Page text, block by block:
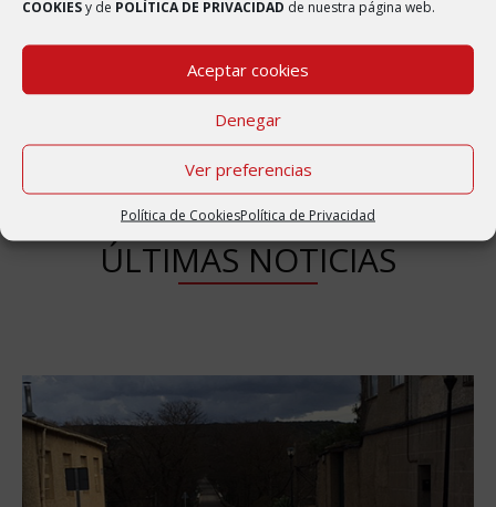
COOKIESy de POLÍTICA DE PRIVACIDAD de nuestra página web.
Aceptar cookies
Denegar
Ver preferencias
Política de CookiesPolítica de Privacidad
ha sido documentada como: Bulbuen, Bulbuent y Burguente.
ÚLTIMAS NOTICIAS